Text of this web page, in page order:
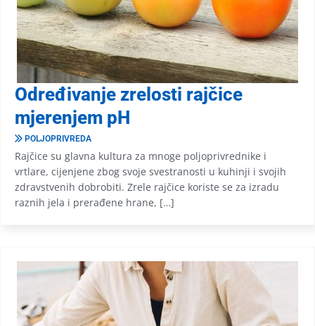
Određivanje zrelosti rajčice
mjerenjem pH
POLJOPRIVREDA
Rajčice su glavna kultura za mnoge poljoprivrednike i
vrtlare, cijenjene zbog svoje svestranosti u kuhinji i svojih
zdravstvenih dobrobiti. Zrele rajčice koriste se za izradu
raznih jela i prerađene hrane, […]